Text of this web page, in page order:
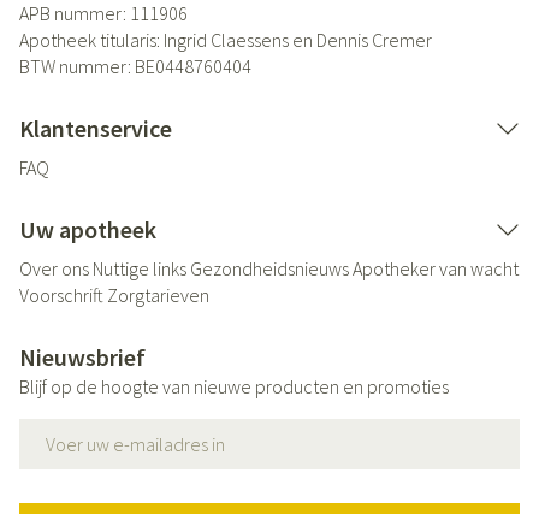
APB nummer: 111906
Apotheek titularis: Ingrid Claessens en Dennis Cremer
BTW nummer: BE0448760404
Klantenservice
FAQ
Uw apotheek
Over ons Nuttige links GezondheidsnieuwsApotheker van wacht
Voorschrift Zorgtarieven
Nieuwsbrief
Blijf op de hoogte van nieuwe producten en promoties